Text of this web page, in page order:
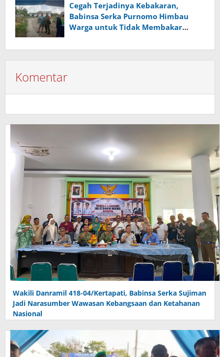
Cegah Terjadinya Kebakaran,
Babinsa Serka Purnomo Himbau
Warga untuk Tidak Membakar
Komentar
Wakili Danramil 418-04/Kertapati, Babinsa Serka Sujiman
Jadi Narasumber Wawasan Kebangsaan dan Ketahanan
Nasional